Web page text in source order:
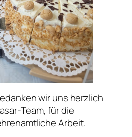
wir uns herzlich
Team, für die
Arbeit.